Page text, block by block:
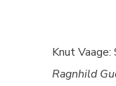
Knut
Ragnhild